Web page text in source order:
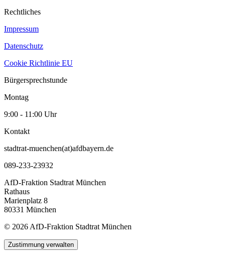
Rechtliches
Impressum
Datenschutz
Cookie Richtlinie EU
Bürgersprechstunde
Montag
9:00 - 11:00 Uhr
Kontakt
stadtrat-muenchen(at)afdbayern.de
089-233-23932
AfD-Fraktion Stadtrat München
Rathaus
Marienplatz 8
80331 München
© 2026 AfD-Fraktion Stadtrat München
Zustimmung verwalten